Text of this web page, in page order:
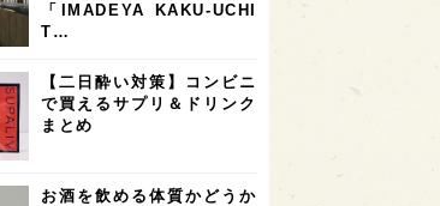
「IMADEYA KAKU-UCHI
T…
【二日酔い対策】コンビニ
で買えるサプリ＆ドリンク
まとめ
お酒を飲める体質かどうか